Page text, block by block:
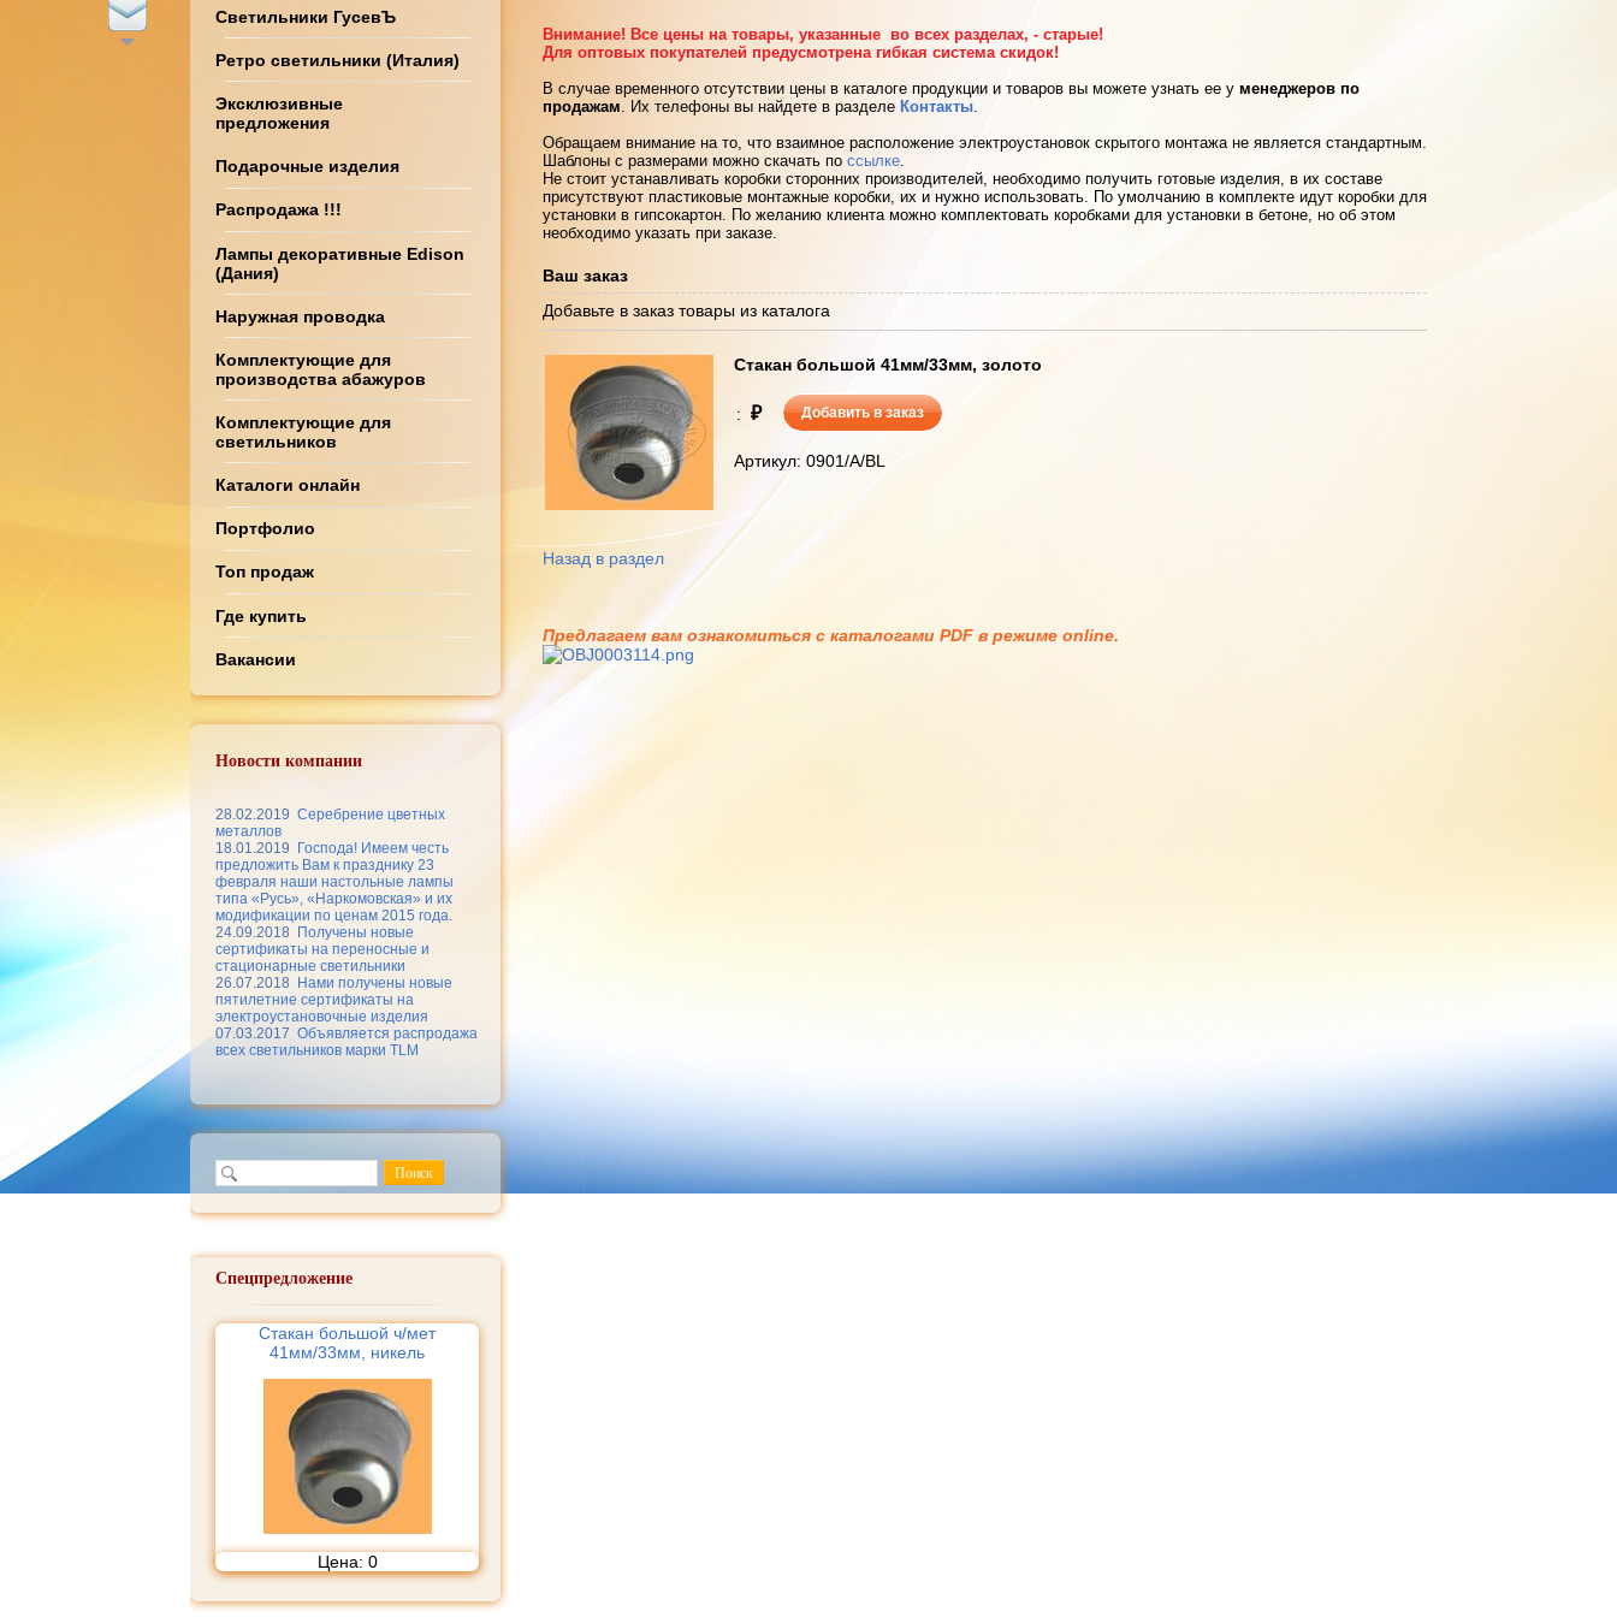
Светильники ГусевЪ
Ретро светильники (Италия)
Эксклюзивные
предложения
Подарочные изделия
Распродажа !!!
Лампы декоративные Edison
(Дания)
Наружная проводка
Комплектующие для
производства абажуров
Комплектующие для
светильников
Каталоги онлайн
Портфолио
Топ продаж
Где купить
Вакансии
Новости компании
28.02.2019 Серебрение цветных
металлов
18.01.2019
Господа! Имеем честь
предложить Вам к празднику 23
февраля наши настольные лампы
типа «Русь», «Наркомовская» и их
модификации по ценам 2015 года.
24.09.2018
Получены новые
сертификаты на переносные и
стационарные светильники
26.07.2018
Нами получены новые
пятилетние сертификаты на
электроустановочные изделия
07.03.2017 Объявляется распродажа
всех светильников марки TLM
Спецпредложение
Стакан большой ч/мет
41мм/33мм, никель
Цена: 0
Внимание! Все цены на товары, указанные во всех разделах, - старые!
Для оптовых покупателей предусмотрена гибкая система скидок!
В случае временного отсутствии цены в каталоге продукции и товаров вы можете узнать ее у менеджеров по
продажам . Их телефоны вы найдете в разделе Контакты
Обращаем внимание на то, что взаимное расположение электроустановок скрытого монтажа не является стандартным.
Шаблоны с размерами можно скачать по ссылке
Не стоит устанавливать коробки сторонних производителей, необходимо получить готовые изделия, в их составе
присутствуют пластиковые монтажные коробки, их и нужно использовать. По умолчанию в комплекте идут коробки для
установки в гипсокартон. По желанию клиента можно комплектовать коробками для установки в бетоне, но об этом
необходимо указать при заказе.
Ваш заказ
Добавьте в заказ товары из каталога
Стакан большой 41мм/33мм, золото
: ₽ Добавить в заказ
Артикул: 0901/A/BL
Назад в раздел
Предлагаем вам ознакомиться с каталогами PDF в режиме online.